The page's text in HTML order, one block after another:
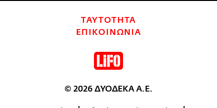
ΤΑΥΤΟΤΗΤΑ
ΕΠΙΚΟΙΝΩΝΙΑ
© 2026 ΔΥΟΔΕΚΑ Α.Ε.